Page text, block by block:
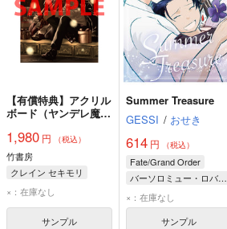
【有償特典】アクリル
ボード（ヤンデレ魔法
愛せない 魔女は愛弟
子の熱い口づけでとけ
る 3）
1,980 円 （税込）
竹書房
クレイン セキモリ
×：在庫なし
サンプル
Summer Treasure
GESSI / おせき
614 円 （税込）
Fate/Grand Order
バーソロミュー・ロバーツ
パーシヴァル
×：在庫なし
サンプル